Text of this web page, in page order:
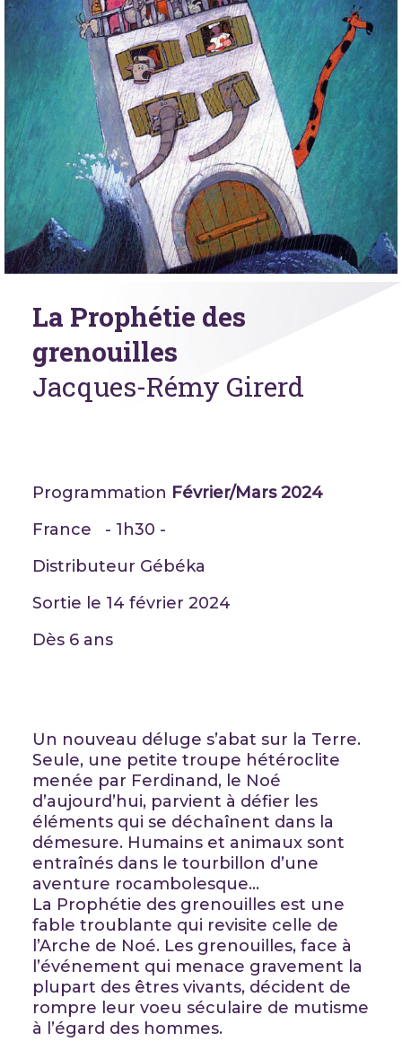
La Prophétie des
grenouilles
Jacques-Rémy Girerd
Programmation Février/Mars 2024
France - 1h30 -
Distributeur Gébéka
Sortie le 14 février 2024
Dès 6 ans
Un nouveau déluge s’abat sur la Terre.
Seule, une petite troupe hétéroclite
menée par Ferdinand, le Noé
d’aujourd’hui, parvient à défier les
éléments qui se déchaînent dans la
démesure. Humains et animaux sont
entraînés dans le tourbillon d’une
aventure rocambolesque…
La Prophétie des grenouilles est une
fable troublante qui revisite celle de
l’Arche de Noé. Les grenouilles, face à
l’événement qui menace gravement la
plupart des êtres vivants, décident de
rompre leur voeu séculaire de mutisme
à l’égard des hommes.